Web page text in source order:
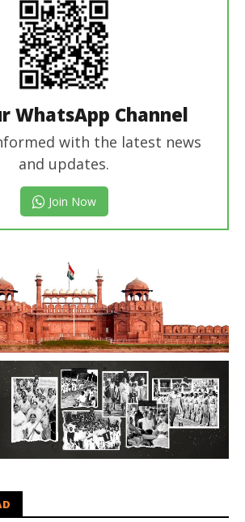
WhatsApp Channel
with the latest news
and updates.
Join Now